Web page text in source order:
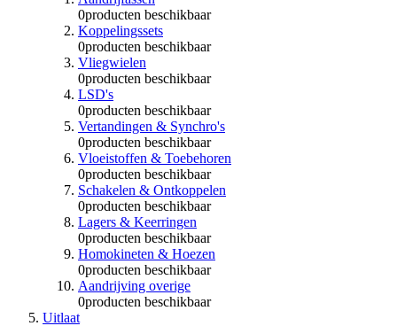
0producten beschikbaar
Koppelingssets
0producten beschikbaar
Vliegwielen
0producten beschikbaar
LSD's
0producten beschikbaar
Vertandingen & Synchro's
0producten beschikbaar
Vloeistoffen & Toebehoren
0producten beschikbaar
Schakelen & Ontkoppelen
0producten beschikbaar
Lagers & Keerringen
0producten beschikbaar
Homokineten & Hoezen
0producten beschikbaar
Aandrijving overige
0producten beschikbaar
Uitlaat